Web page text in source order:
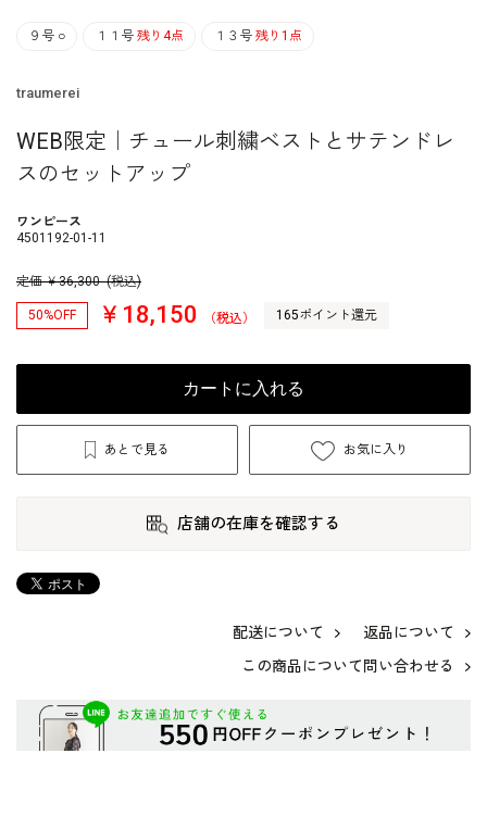
９号 ○ １１号 残り4点 １３号 残り1点
traumerei
WEB限定｜チュール刺繍ベストとサテンドレ
スのセットアップ
ワンピース
4501192-01-11
定価 ￥36,300 (税込)
50%OFF ￥18,150 （税込） 165ポイント還元
カートに入れる
あとで見る お気に入り
店舗の在庫を確認する
配送について
返品について
この商品について問い合わせる